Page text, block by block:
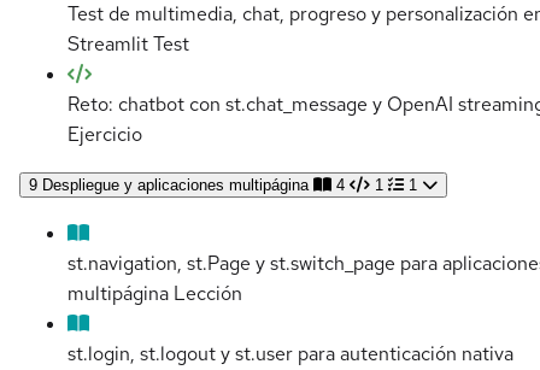
Test de multimedia, chat, progreso y personalización
StreamlitTest
Reto: chatbot con st.chat_message y OpenAI
Ejercicio
9 Despliegue y aplicaciones multipágina 4 1 1
st.navigation, st.Page y st.switch_page para
multipágina Lección
st.login, st.logout y st.user para autenticación nativa